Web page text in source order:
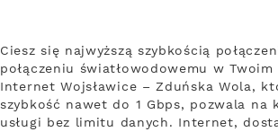
Ciesz się najwyższą szybkością
połączeniu światłowodowemu w Twoim
Internet Wojsławice – Zduńska Wola,
szybkość nawet do 1 Gbps, pozwala na
usługi bez limitu danych. Internet,